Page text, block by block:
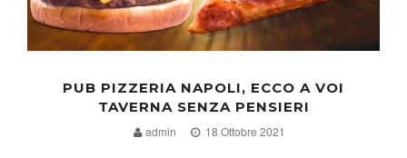
PUB PIZZERIA NAPOLI, ECCO A VOI
TAVERNA SENZA PENSIERI
admin 18 Ottobre 2021